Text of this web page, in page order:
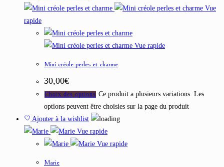
Vue
rapide
Vue rapide
Mini créole perles et charme
30,00€
Choix des options Ce produit a plusieurs variations. Les
options peuvent être choisies sur la page du produit
Ajouter à la wishlist
Vue rapide
Vue rapide
Marie